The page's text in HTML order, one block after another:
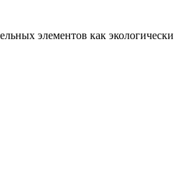
элементов как экологически